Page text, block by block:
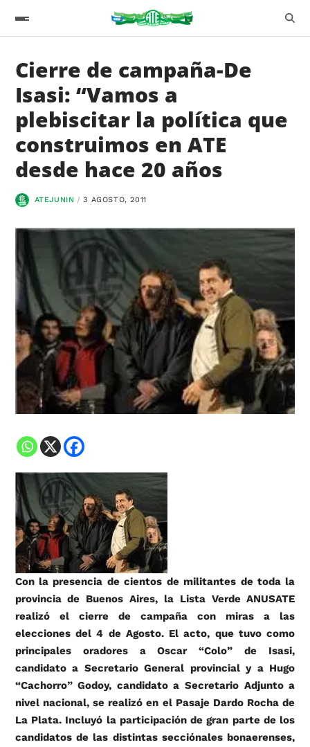
Cierre de campaña-De
Isasi: “Vamos a
plebiscitar la política que
construimos en ATE
desde hace 20 años
ATEJUNIN 3 AGOSTO, 2011
Con la presencia de cientos de militantes de toda la
provincia de Buenos Aires, la Lista Verde ANUSATE
realizó el cierre de campaña con miras a las
elecciones del 4 de Agosto. El acto, que tuvo como
principales oradores a Oscar “Colo” de Isasi,
candidato a Secretario General provincial y a Hugo
“Cachorro” Godoy, candidato a Secretario Adjunto a
nivel nacional, se realizó en el Pasaje Dardo Rocha de
La Plata. Incluyó la participación de gran parte de los
candidatos de las distintas secciónales bonaerenses,